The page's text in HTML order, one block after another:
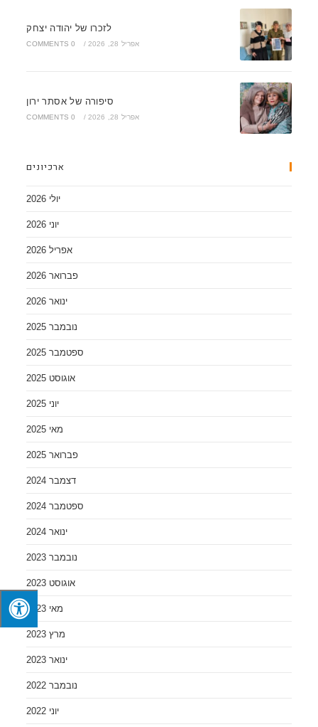
לזכרו של יהודה יצחק
אפריל 28, 2026 /
0 COMMENTS
סיפורה של אסתר ירון
אפריל 28, 2026 /
0 COMMENTS
ארכיונים
יולי 2026
יוני 2026
אפריל 2026
פברואר 2026
ינואר 2026
נובמבר 2025
ספטמבר 2025
אוגוסט 2025
יוני 2025
מאי 2025
פברואר 2025
דצמבר 2024
ספטמבר 2024
ינואר 2024
נובמבר 2023
אוגוסט 2023
מאי 2023
מרץ 2023
ינואר 2023
נובמבר 2022
יוני 2022